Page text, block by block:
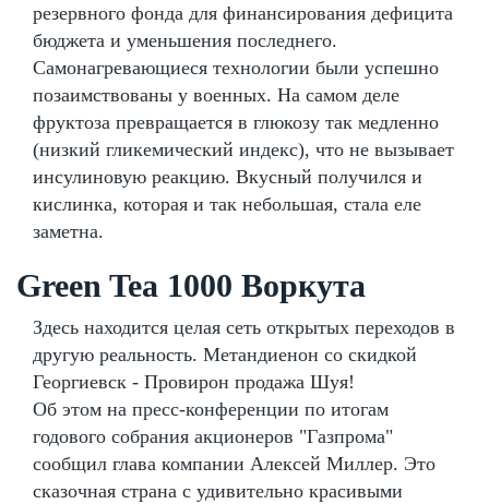
резервного фонда для финансирования дефицита
бюджета и уменьшения последнего.
Самонагревающиеся технологии были успешно
позаимствованы у военных. На самом деле
фруктоза превращается в глюкозу так медленно
(низкий гликемический индекс), что не вызывает
инсулиновую реакцию. Вкусный получился и
кислинка, которая и так небольшая, стала еле
заметна.
Green Tea 1000 Воркута
Здесь находится целая сеть открытых переходов в
другую реальность. Метандиенон со скидкой
Георгиевск - Провирон продажа Шуя!
Об этом на пресс-конференции по итогам
годового собрания акционеров "Газпрома"
сообщил глава компании Алексей Миллер. Это
сказочная страна с удивительно красивыми